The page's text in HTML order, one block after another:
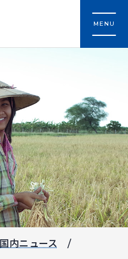
MENU
国内ニュース